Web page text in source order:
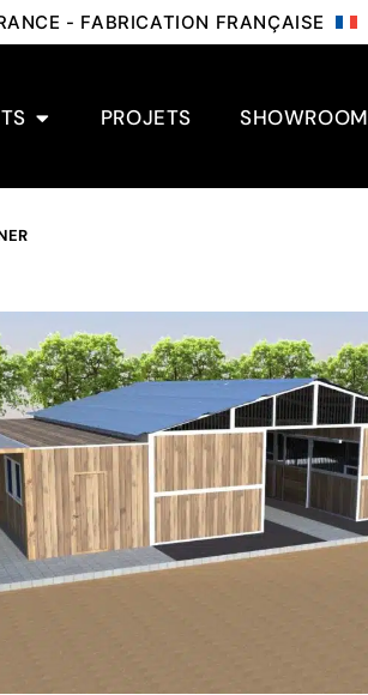
- FABRICATION FRANÇAISE
PROJETS SHOWROOM